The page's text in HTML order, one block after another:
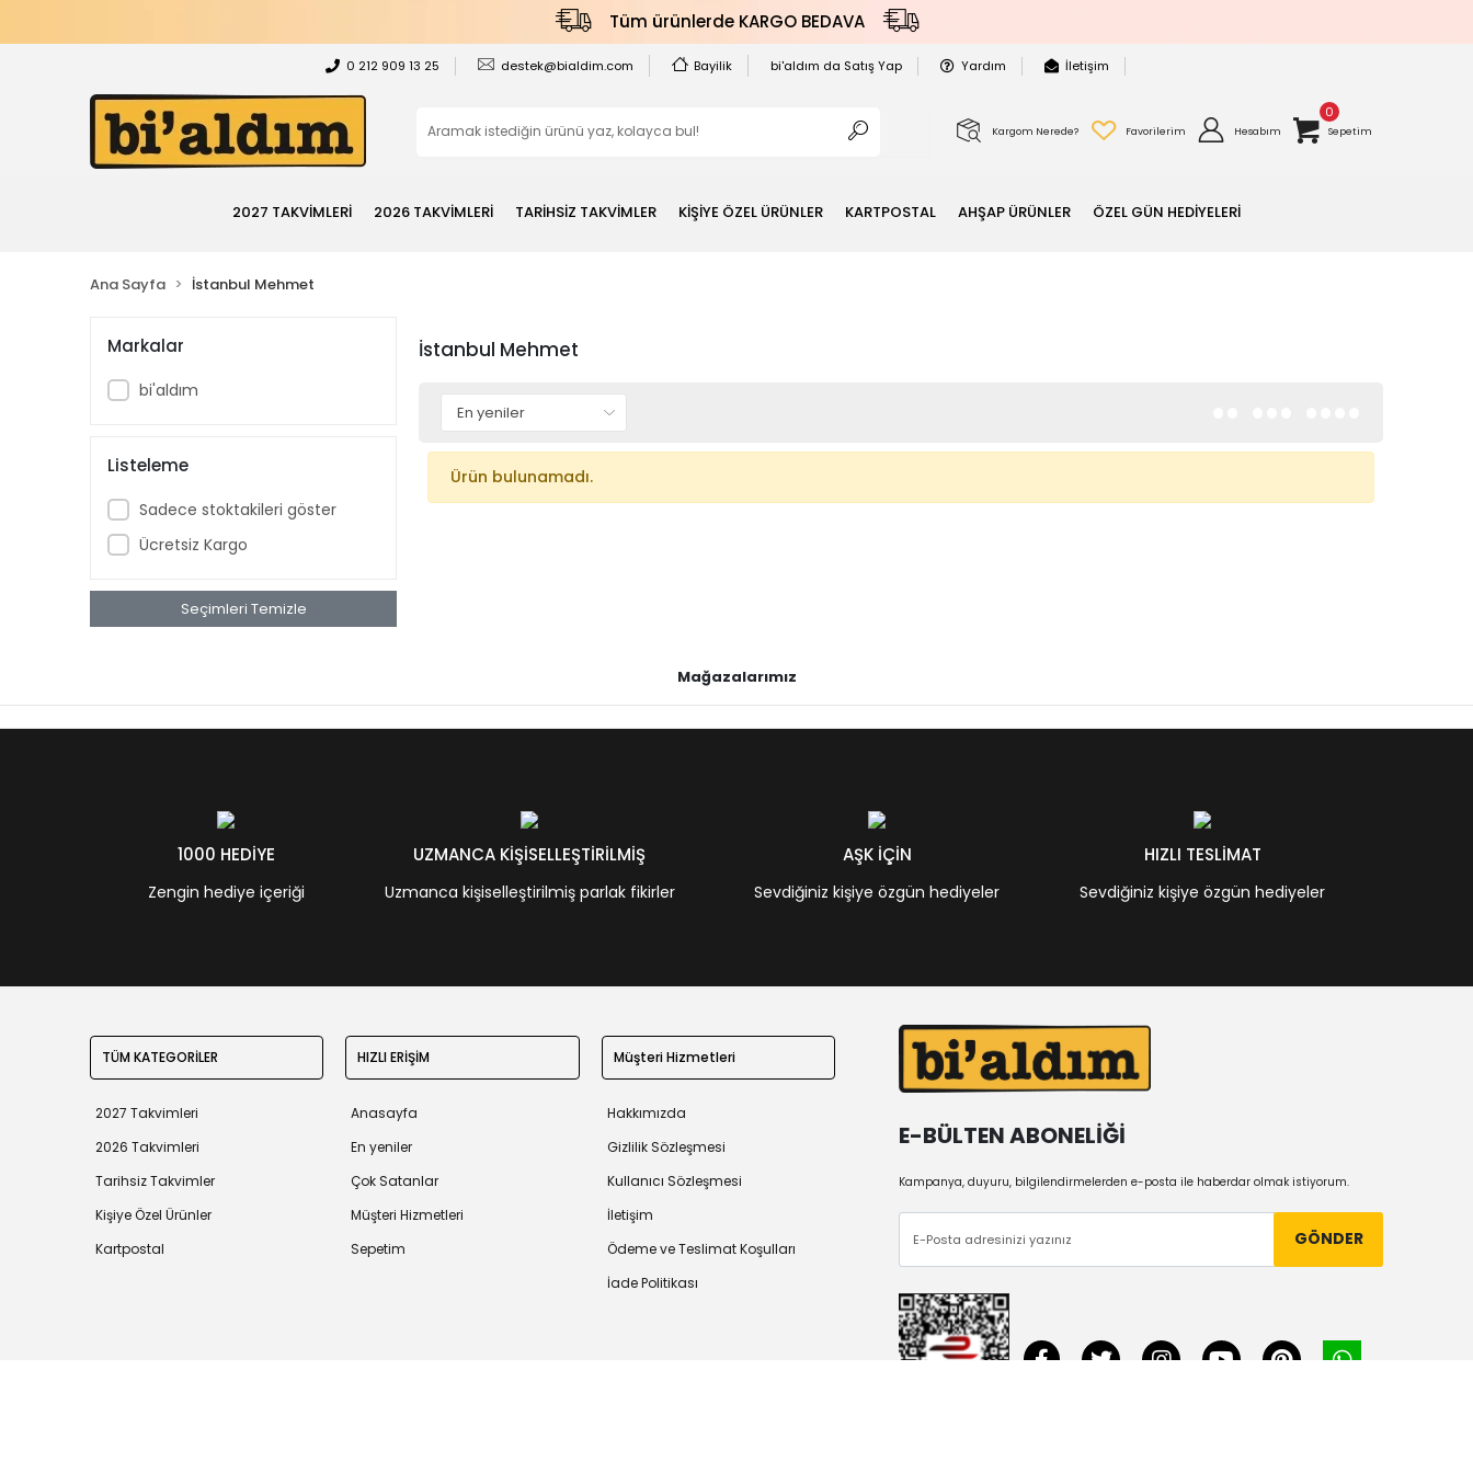
Tüm ürünlerde KARGO BEDAVA
0 212 909 13 25 destek@bialdim.com Bayilik bi'aldım da Satış Yap Yardım İletişim
Kargom Nerede? Favorilerim Hesabım
0
Sepetim
2027 TAKVİMLERİ 2026 TAKVİMLERİ TARİHSİZ TAKVİMLER KİŞİYE ÖZEL ÜRÜNLER KARTPOSTAL AHŞAP ÜRÜNLER ÖZEL GÜN HEDİYELERİ
Ana Sayfa İstanbul Mehmet
Markalar
bi'aldım
Listeleme
Sadece stoktakileri göster
Ücretsiz Kargo
Seçimleri Temizle
İstanbul Mehmet
Ürün bulunamadı.
Mağazalarımız
1000 HEDİYE
Zengin hediye içeriği
UZMANCA KİŞİSELLEŞTİRİLMİŞ
Uzmanca kişiselleştirilmiş parlak fikirler
AŞK İÇİN
Sevdiğiniz kişiye özgün hediyeler
HIZLI TESLİMAT
Sevdiğiniz kişiye özgün hediyeler
TÜM KATEGORİLER
2027 Takvimleri
2026 Takvimleri
Tarihsiz Takvimler
Kişiye Özel Ürünler
Kartpostal
HIZLI ERİŞİM
Anasayfa
En yeniler
Çok Satanlar
Müşteri Hizmetleri
Sepetim
Müşteri Hizmetleri
Hakkımızda
Gizlilik Sözleşmesi
Kullanıcı Sözleşmesi
İletişim
Ödeme ve Teslimat Koşulları
İade Politikası
E-BÜLTEN ABONELİĞİ
Kampanya, duyuru, bilgilendirmelerden e-posta ile haberdar olmak istiyorum.
GÖNDER